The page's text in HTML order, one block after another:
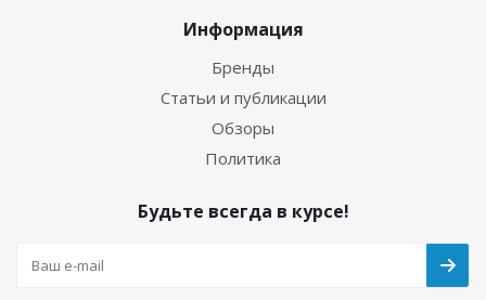
Информация
Бренды
Статьи и публикации
Обзоры
Политика
Будьте всегда в курсе!